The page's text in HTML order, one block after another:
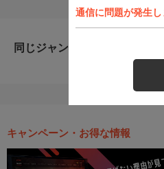
通信に問題が発生
同じジャンルのおすすめ番組
キャンペーン・お得な情報